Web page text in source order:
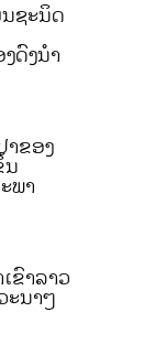
ຊະນິດ
ດົງນຳ
າຂອງ
ນ
ພາ
ຂົ້າລາວ
ະນາໆ